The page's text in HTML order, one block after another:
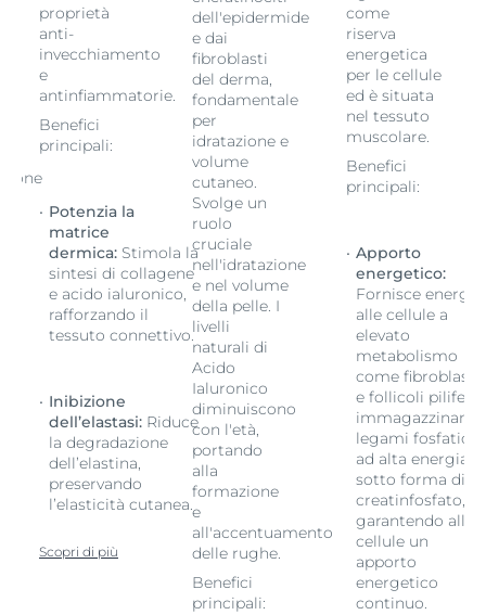
proprietà
anti-
invecchiamento
e
antinfiammatorie.
Benefici
principali:
Potenzia la
matrice
dermica:Stimola la
sintesi di collagene
e acido ialuronico,
rafforzando il
tessuto connettivo.
Inibizione
dell’elastasi:Riduce
la degradazione
dell’elastina,
preservando
l’elasticità cutanea.
Scopri di più
dell'epidermide
e dai
fibroblasti
del derma,
fondamentale
per
idratazione e
volume
cutaneo.
Svolge un
ruolo
cruciale
nell'idratazione
e nel volume
della pelle. I
livelli
naturali di
Acido
Ialuronico
diminuiscono
con l'età,
portando
alla
formazione
e
all'accentuamento
delle rughe.
Benefici
principali:
come
riserva
energetica
per le cellule
ed è situata
nel tessuto
muscolare.
Benefici
principali:
Apporto
energetico:
Fornisce energia
alle cellule a
elevato
metabolismo
come fibroblasti
e follicoli piliferi,
legami fosfatici
ad alta energia
sotto forma di
creatinfosfato,
garantendo allae
cellule un
apporto
energetico
continuo.